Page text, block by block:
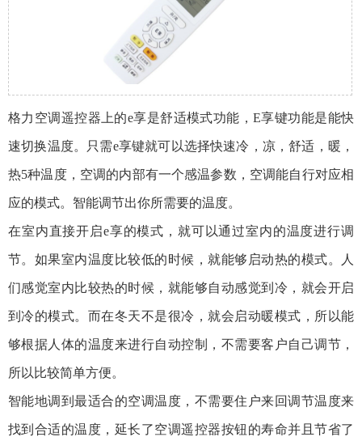
格力空调遥控器上的e享是舒适模式功能，E享键功能是能快
速切换温度。只需e享键就可以选择快速冷，凉，舒适，暖，
热5种温度，空调的内部有一个感温参数，空调能自行对应相
应的模式。智能调节出你所需要的温度。
在室内直接开启e享的模式，就可以通过室内的温度进行调
节。如果室内温度比较低的时候，就能够启动热的模式。人
们感觉室内比较热的时候，就能够自动感觉到冷，就会开启
到冷的模式。而在冬天不是很冷，就会启动暖模式，所以能
够根据人体的温度来进行自动控制，不需要客户自己调节，
所以比较简单方便。
智能地调到最适合的空调温度，不需要住户来回调节温度来
找到合适的温度，延长了空调遥控器按钮的寿命并且节省了